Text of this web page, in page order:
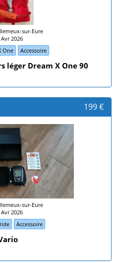
sur-Eure
Avr 2026
One Accessoire
léger Dream X One 90
199 €
sur-Eure
Avr 2026
Accessoire